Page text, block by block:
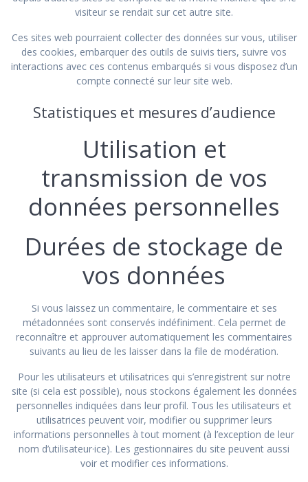
visiteur se rendait sur cet autre site.
Ces sites web pourraient collecter des données sur vous, utiliser
des cookies, embarquer des outils de suivis tiers, suivre vos
interactions avec ces contenus embarqués si vous disposez d’un
compte connecté sur leur site web.
Statistiques et mesures d’audience
Utilisation et
transmission de vos
données personnelles
Durées de stockage de
vos données
Si vous laissez un commentaire, le commentaire et ses
métadonnées sont conservés indéfiniment. Cela permet de
reconnaître et approuver automatiquement les commentaires
suivants au lieu de les laisser dans la file de modération.
Pour les utilisateurs et utilisatrices qui s’enregistrent sur notre
site (si cela est possible), nous stockons également les données
personnelles indiquées dans leur profil. Tous les utilisateurs et
utilisatrices peuvent voir, modifier ou supprimer leurs
informations personnelles à tout moment (à l’exception de leur
nom d’utilisateur·ice). Les gestionnaires du site peuvent aussi
voir et modifier ces informations.